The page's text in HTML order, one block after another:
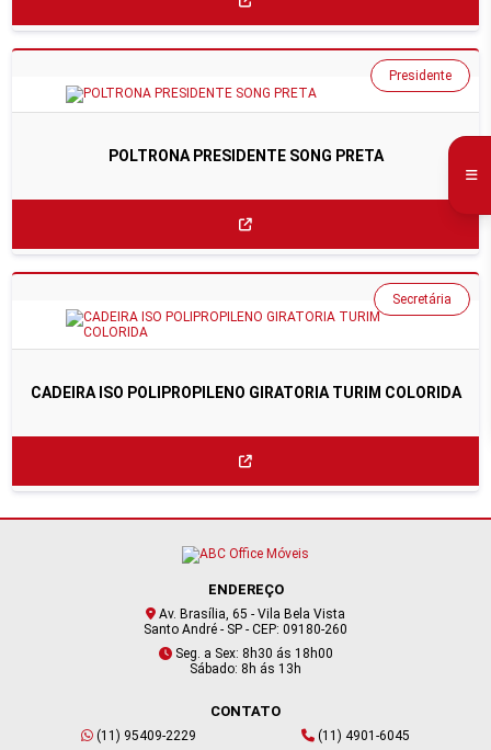
POLTRONA PRESIDENTE SONG PRETA
Presidente
CADEIRA ISO POLIPROPILENO GIRATORIA TURIM COLORIDA
Secretária
ENDEREÇO
Av. Brasília, 65 - Vila Bela Vista
Santo André - SP - CEP: 09180-260
Seg. a Sex: 8h30 ás 18h00
Sábado: 8h ás 13h
CONTATO
(11) 95409-2229
(11) 4901-6045